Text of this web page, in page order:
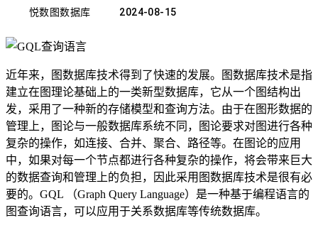
悦数图数据库 2024-08-15
近年来，图数据库技术得到了快速的发展。图数据库技术是指
建立在图理论基础上的一类新型数据库，它从一个图结构出
发，采用了一种新的存储模型和查询方法。由于在图形数据的
管理上，图论与一般数据库系统不同，图论要求对图进行各种
复杂的操作，如连接、合并、聚合、路径等。在图论的应用
中，如果对每一个节点都进行各种复杂的操作，将会带来巨大
的数据查询和管理上的负担，因此采用图数据库技术是很有必
要的。GQL （Graph Query Language）是一种基于编程语言的
图查询语言，可以应用于关系数据库等传统数据库。